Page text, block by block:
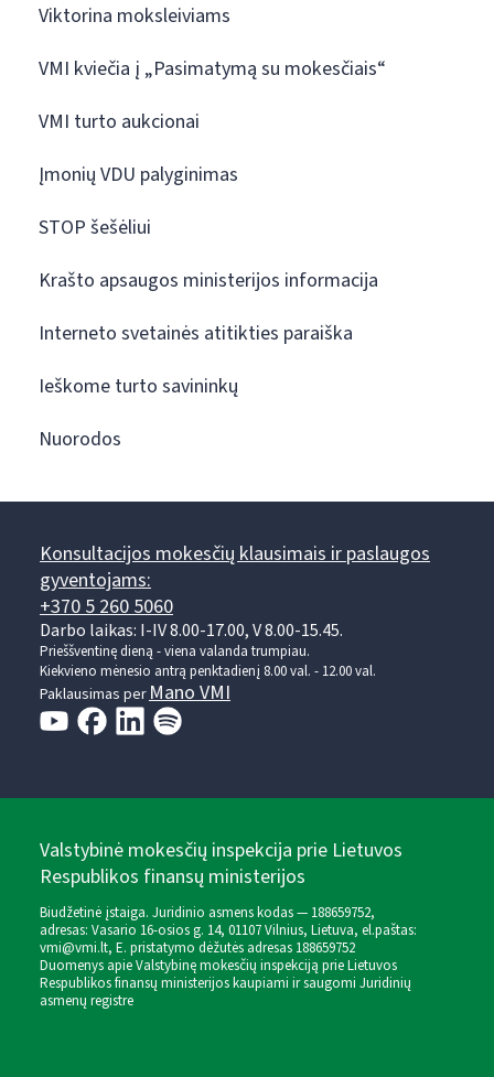
Viktorina moksleiviams
VMI kviečia į „Pasimatymą su mokesčiais“
VMI turto aukcionai
Įmonių VDU palyginimas
STOP šešėliui
Krašto apsaugos ministerijos informacija
Interneto svetainės atitikties paraiška
Ieškome turto savininkų
Nuorodos
Konsultacijos mokesčių klausimais ir paslaugos
gyventojams:
+370 5 260 5060
Darbo laikas: I-IV 8.00-17.00, V 8.00-15.45.
Prieššventinę dieną - viena valanda trumpiau.
Kiekvieno mėnesio antrą penktadienį 8.00 val. - 12.00 val.
Paklausimas per Mano VMI
Valstybinė mokesčių inspekcija prie Lietuvos
Respublikos finansų ministerijos
Biudžetinė įstaiga. Juridinio asmens kodas — 188659752,
adresas: Vasario 16-osios g. 14, 01107 Vilnius, Lietuva, el.paštas:
vmi@vmi.lt, E. pristatymo dėžutės adresas 188659752
Duomenys apie Valstybinę mokesčių inspekciją prie Lietuvos
Respublikos finansų ministerijos kaupiami ir saugomi Juridinių
asmenų registre